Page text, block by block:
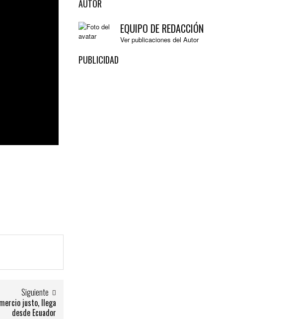
Siguiente
justo, llega
desde Ecuador
AUTOR
EQUIPO DE REDACCIÓN
Ver publicaciones del Autor
PUBLICIDAD